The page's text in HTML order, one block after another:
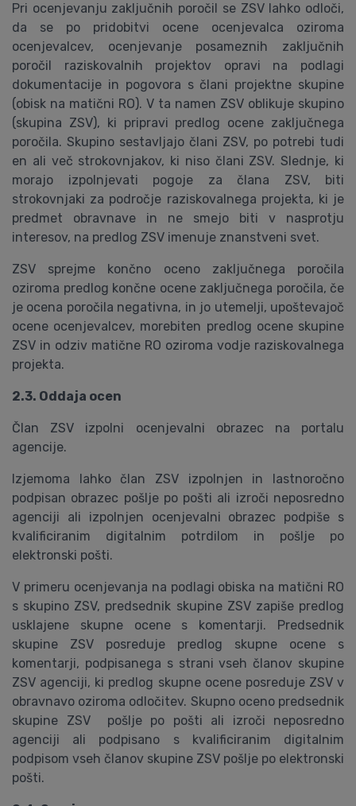
Pri ocenjevanju zaključnih poročil se ZSV lahko odloči,
da se po pridobitvi ocene ocenjevalca oziroma
ocenjevalcev, ocenjevanje posameznih zaključnih
poročil raziskovalnih projektov opravi na podlagi
dokumentacije in pogovora s člani projektne skupine
(obisk na matični RO). V ta namen ZSV oblikuje skupino
(skupina ZSV), ki pripravi predlog ocene zaključnega
poročila. Skupino sestavljajo člani ZSV, po potrebi tudi
en ali več strokovnjakov, ki niso člani ZSV. Slednje, ki
morajo izpolnjevati pogoje za člana ZSV, biti
strokovnjaki za področje raziskovalnega projekta, ki je
predmet obravnave in ne smejo biti v nasprotju
interesov, na predlog ZSV imenuje znanstveni svet.
ZSV sprejme končno oceno zaključnega poročila
oziroma predlog končne ocene zaključnega poročila, če
je ocena poročila negativna, in jo utemelji, upoštevajoč
ocene ocenjevalcev, morebiten predlog ocene skupine
ZSV in odziv matične RO oziroma vodje raziskovalnega
projekta.
2.3. Oddaja ocen
Član ZSV izpolni ocenjevalni obrazec na portalu
agencije.
Izjemoma lahko član ZSV izpolnjen in lastnoročno
podpisan obrazec pošlje po pošti ali izroči neposredno
agenciji ali izpolnjen ocenjevalni obrazec podpiše s
kvalificiranim digitalnim potrdilom in pošlje po
elektronski pošti.
V primeru ocenjevanja na podlagi obiska na matični RO
s skupino ZSV, predsednik skupine ZSV zapiše predlog
usklajene skupne ocene s komentarji. Predsednik
skupine ZSV posreduje predlog skupne ocene s
komentarji, podpisanega s strani vseh članov skupine
ZSV agenciji, ki predlog skupne ocene posreduje ZSV v
obravnavo oziroma odločitev. Skupno oceno predsednik
skupine ZSV pošlje po pošti ali izroči neposredno
agenciji ali podpisano s kvalificiranim digitalnim
podpisom vseh članov skupine ZSV pošlje po elektronski
pošti.